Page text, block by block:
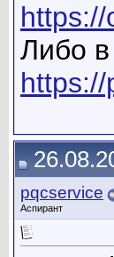
Либо
pqcservice
Аспирант